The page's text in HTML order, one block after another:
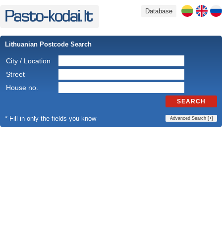
Database
Lithuanian Postcode Search
City / Location
Street
House no.
SEARCH
* Fill in only the fields you know Advanced Search [+]